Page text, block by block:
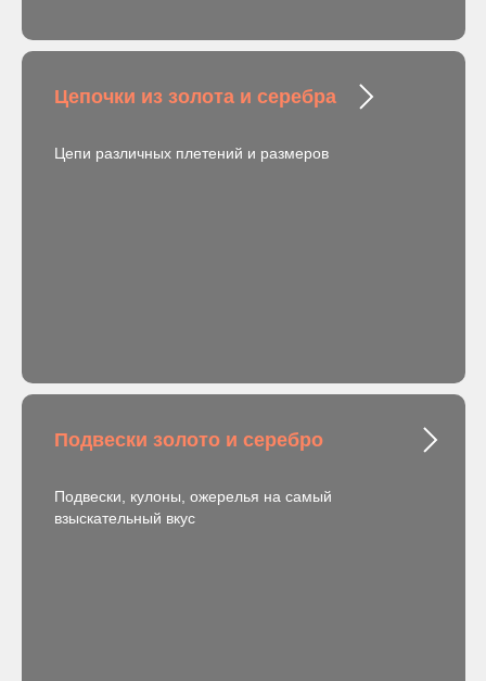
Цепочки из золота и серебра
Цепи различных плетений и размеров
Подвески золото и серебро
Подвески, кулоны, ожерелья на самый
взыскательный вкус